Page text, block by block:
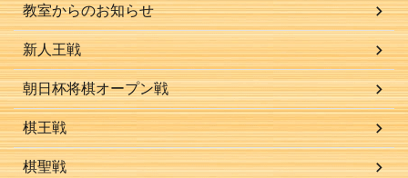
教室からのお知らせ
新人王戦
朝日杯将棋オープン戦
棋王戦
棋聖戦